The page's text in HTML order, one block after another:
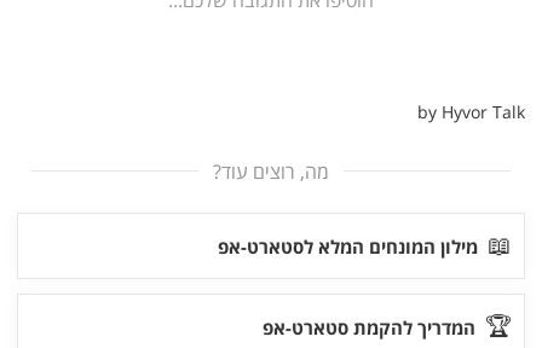
מה, רוצים עוד?
📖 מילון המונחים המלא לסטארט-אפ
🏆 המדריך להקמת סטארט-אפ